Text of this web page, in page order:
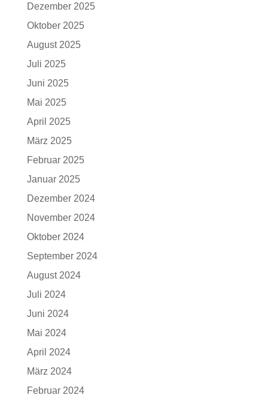
Dezember 2025
Oktober 2025
August 2025
Juli 2025
Juni 2025
Mai 2025
April 2025
März 2025
Februar 2025
Januar 2025
Dezember 2024
November 2024
Oktober 2024
September 2024
August 2024
Juli 2024
Juni 2024
Mai 2024
April 2024
März 2024
Februar 2024